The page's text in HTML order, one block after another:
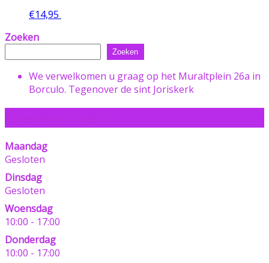
€14,95
Zoeken
Zoeken
We verwelkomen u graag op het Muraltplein 26a in
Borculo. Tegenover de sint Joriskerk
Maandag
Gesloten
Dinsdag
Gesloten
Woensdag
10:00 - 17:00
Donderdag
10:00 - 17:00